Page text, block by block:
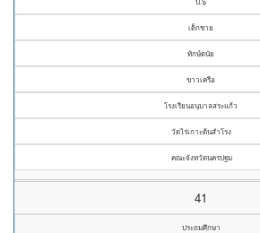
เด็กชาย
ทักษ์ดนัย
ขาวเครือ
โรงเรียนอนุบาลสระแก้ว
วัดไร่เกาะต้นสำโรง
คณะจังหวัดนครปฐม
41
ประถมศึกษา